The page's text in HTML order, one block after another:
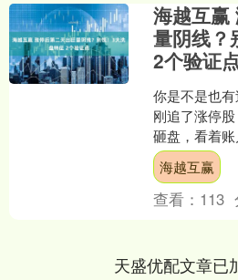
海越互赢
量阴线？
2个验证
你是不是也
刚追了涨停
砸盘，看着
是主力在洗盘
怕一割肉就踏
海越互赢
查看： 113
天盛优配文章已